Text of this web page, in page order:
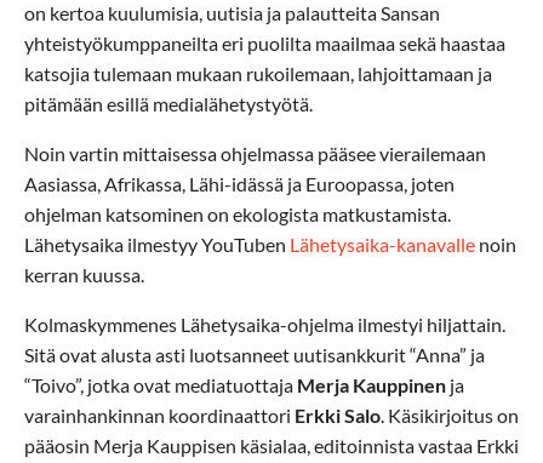
on kertoa kuulumisia, uutisia ja palautteita Sansan
yhteistyökumppaneilta eri puolilta maailmaa sekä haastaa
katsojia tulemaan mukaan rukoilemaan, lahjoittamaan ja
pitämään esillä medialähetystyötä.
Noin vartin mittaisessa ohjelmassa pääsee vierailemaan
Aasiassa, Afrikassa, Lähi-idässä ja Euroopassa, joten
ohjelman katsominen on ekologista matkustamista.
Lähetysaika ilmestyy YouTuben Lähetysaika-kanavalle noin
kerran kuussa.
Kolmaskymmenes Lähetysaika-ohjelma ilmestyi hiljattain.
Sitä ovat alusta asti luotsanneet uutisankkurit “Anna” ja
“Toivo”, jotka ovat mediatuottaja Merja Kauppinen ja
varainhankinnan koordinaattori Erkki Salo. Käsikirjoitus on
pääosin Merja Kauppisen käsialaa, editoinnista vastaa Erkki